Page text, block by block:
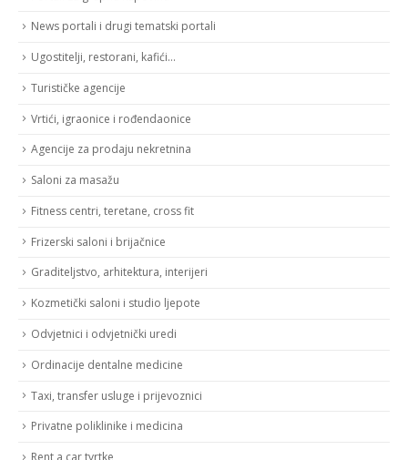
News portali i drugi tematski portali
Ugostitelji, restorani, kafići…
Turističke agencije
Vrtići, igraonice i rođendaonice
Agencije za prodaju nekretnina
Saloni za masažu
Fitness centri, teretane, cross fit
Frizerski saloni i brijačnice
Graditeljstvo, arhitektura, interijeri
Kozmetički saloni i studio ljepote
Odvjetnici i odvjetnički uredi
Ordinacije dentalne medicine
Taxi, transfer usluge i prijevoznici
Privatne poliklinike i medicina
Rent a car tvrtke